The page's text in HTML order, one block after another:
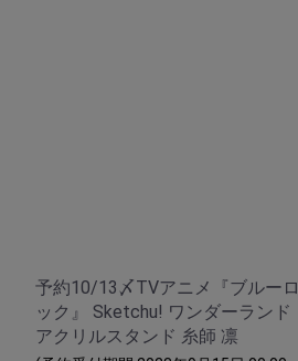
予約10/13〆TVアニメ『ブルーロ
ック』 Sketchu! ワンダーランド
アクリルスタンド 糸師 凛